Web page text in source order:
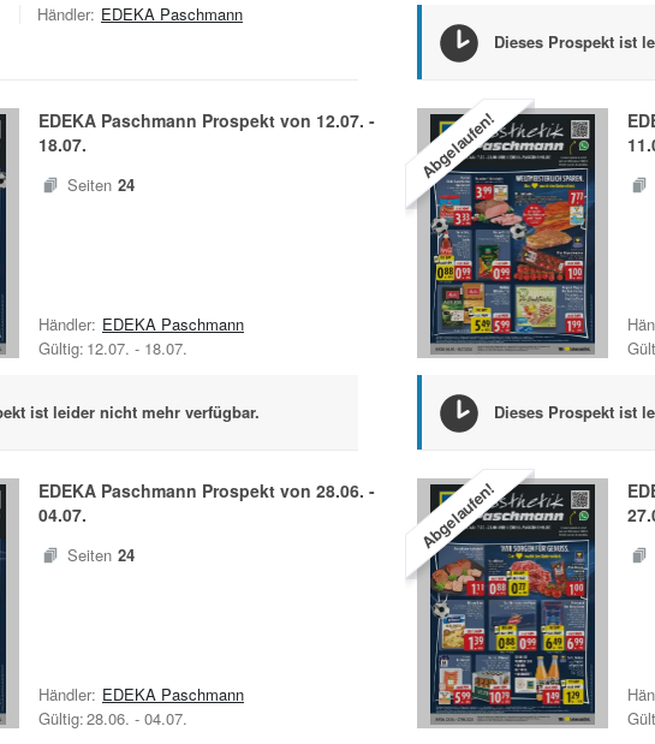
Händler: EDEKA Paschmann
Dieses Prospekt ist
EDEKA Paschmann Prospekt von 12.07. -
18.07.
Seiten 24
Gültig: 12.07. - 18.07.
Händler: EDEKA Paschmann
ist leider nicht mehr verfügbar.
Abgelaufen!
Dieses Prospekt ist
EDEKA Paschmann Prospekt von 28.06. -
04.07.
Seiten 24
Gültig:28.06. - 04.07.
Händler: EDEKA Paschmann
Abgelaufen!